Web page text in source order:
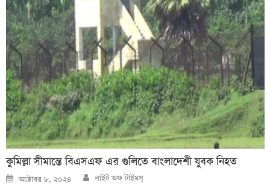
কুমিল্লা সীমান্তে বিএসএফ এর গুলিতে বাংলাদেশী যুবক নিহত
Posted
on
অক্টোবর ৮, ২০২৪ Author
লাইট অফ টাইমস্